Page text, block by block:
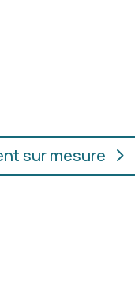
sur mesure